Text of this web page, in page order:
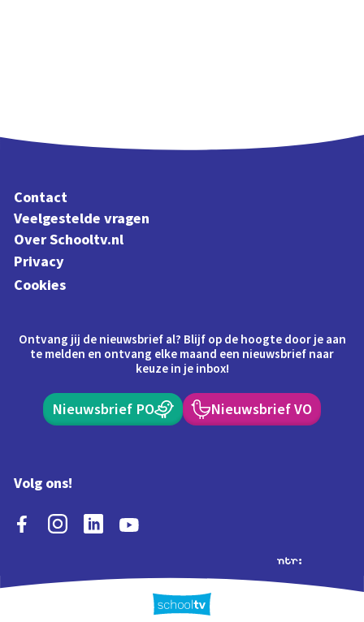
Contact
Veelgestelde vragen
Over Schooltv.nl
Privacy
Cookies
Ontvang jij de nieuwsbrief al? Blijf op de hoogte door je aan
te melden en ontvang elke maand een nieuwsbrief naar
keuze in je inbox!
Nieuwsbrief PO Nieuwsbrief VO
Volg ons!